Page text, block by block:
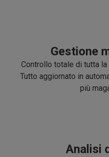
Gestione
Controllo totale di tutta
Tutto aggiornato in
più
Analisi